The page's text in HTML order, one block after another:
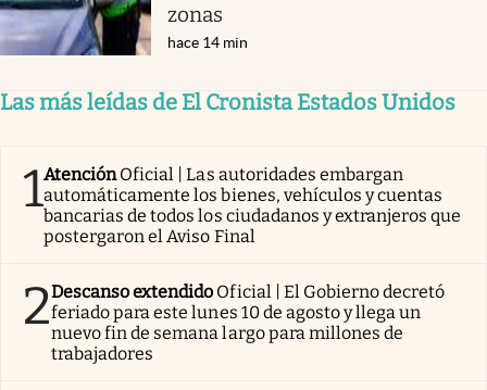
zonas
hace 14 min
Las más leídas de El Cronista Estados Unidos
1AtenciónOficial | Las autoridades embargan
automáticamente los bienes, vehículos y cuentas
bancarias de todos los ciudadanos y extranjeros que
postergaron el Aviso Final
2Descanso extendido Oficial | El Gobierno decretó
feriado para este lunes 10 de agosto y llega un
nuevo fin de semana largo para millones de
trabajadores